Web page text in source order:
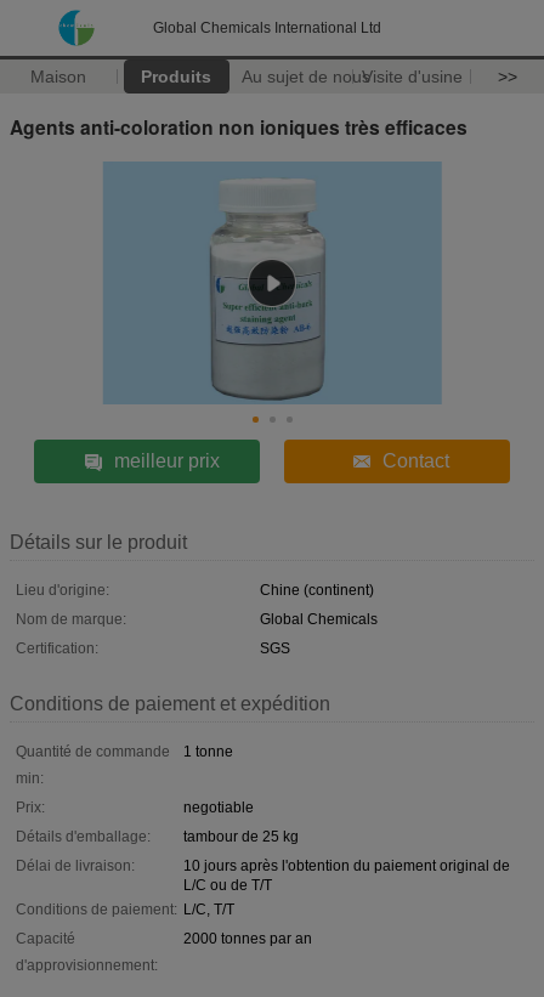
Global Chemicals International Ltd
Maison Produits Au sujet de nousVisite d'usine >>
Agents anti-coloration non ioniques très efficaces
meilleur prix Contact
Détails sur le produit
Lieu d'origine:
Chine (continent)
Nom de marque:
Global Chemicals
Certification:
SGS
Conditions de paiement et expédition
Quantité de commande
min:
1 tonne
Prix:
negotiable
Détails d'emballage:
tambour de 25 kg
Délai de livraison:
10 jours après l'obtention du paiement original de
L/C ou de T/T
Conditions de paiement: L/C, T/T
Capacité
d'approvisionnement:
2000 tonnes par an